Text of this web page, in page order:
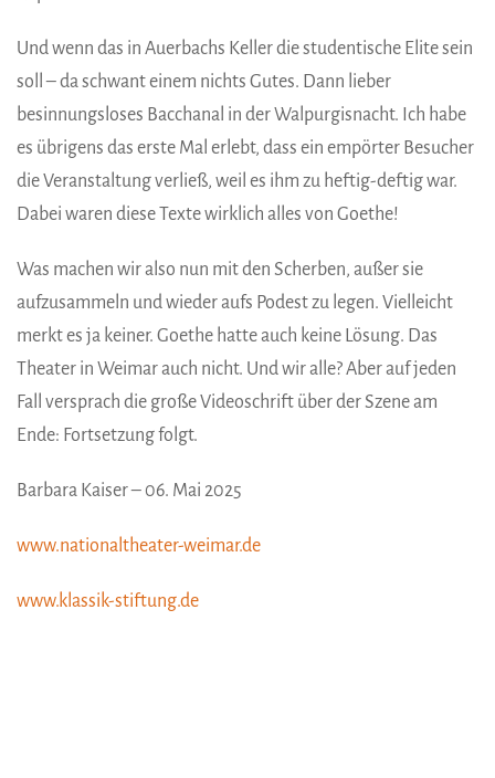
Und wenn das in Auerbachs Keller die studentische Elite sein
soll – da schwant einem nichts Gutes. Dann lieber
besinnungsloses Bacchanal in der Walpurgisnacht. Ich habe
es übrigens das erste Mal erlebt, dass ein empörter Besucher
die Veranstaltung verließ, weil es ihm zu heftig-deftig war.
Dabei waren diese Texte wirklich alles von Goethe!
Was machen wir also nun mit den Scherben, außer sie
aufzusammeln und wieder aufs Podest zu legen. Vielleicht
merkt es ja keiner. Goethe hatte auch keine Lösung. Das
Theater in Weimar auch nicht. Und wir alle? Aber auf jeden
Fall versprach die große Videoschrift über der Szene am
Ende: Fortsetzung folgt.
Barbara Kaiser – 06. Mai 2025
www.nationaltheater-weimar.de
www.klassik-stiftung.de